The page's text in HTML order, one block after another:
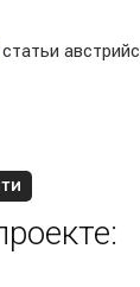
статьи